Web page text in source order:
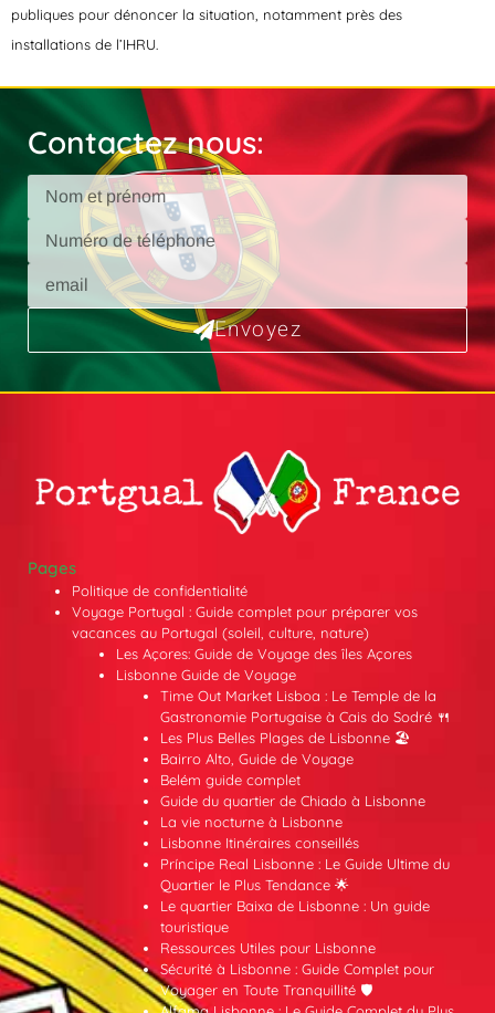
publiques pour dénoncer la situation, notamment près des
installations de l’IHRU.
Contactez nous:
Envoyez
Pages
Politique de confidentialité
Voyage Portugal : Guide complet pour préparer vos
vacances au Portugal (soleil, culture, nature)
Les Açores: Guide de Voyage des îles Açores
Lisbonne Guide de Voyage
Time Out Market Lisboa : Le Temple de la
Gastronomie Portugaise à Cais do Sodré 🍴
Les Plus Belles Plages de Lisbonne 🏖️
Bairro Alto, Guide de Voyage
Belém guide complet
Guide du quartier de Chiado à Lisbonne
La vie nocturne à Lisbonne
Lisbonne Itinéraires conseillés
Príncipe Real Lisbonne : Le Guide Ultime du
Quartier le Plus Tendance 🌟
Le quartier Baixa de Lisbonne : Un guide
touristique
Ressources Utiles pour Lisbonne
Sécurité à Lisbonne : Guide Complet pour
Voyager en Toute Tranquillité 🛡️